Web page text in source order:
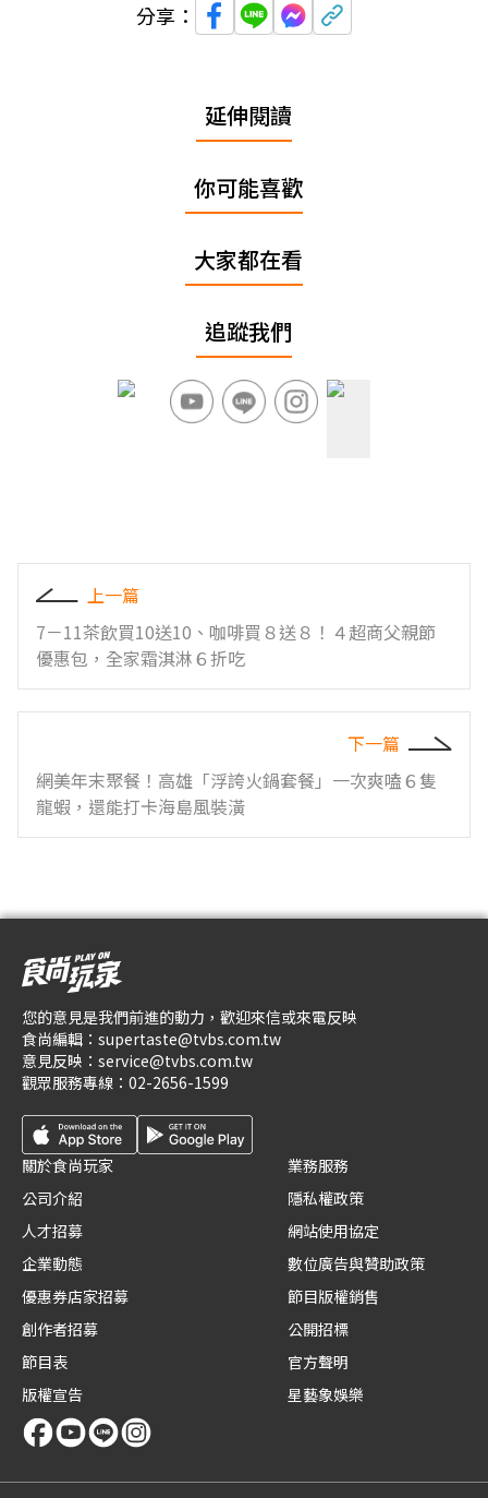
分享：
延伸閱讀
你可能喜歡
大家都在看
追蹤我們
上一篇
7－11茶飲買10送10、咖啡買８送８！４超商父親節
優惠包，全家霜淇淋６折吃
下一篇
網美年末聚餐！高雄「浮誇火鍋套餐」一次爽嗑６隻
龍蝦，還能打卡海島風裝潢
您的意見是我們前進的動力，歡迎來信或來電反映
食尚編輯： supertaste@tvbs.com.tw
意見反映： service@tvbs.com.tw
觀眾服務專線： 02-2656-1599
關於食尚玩家
公司介紹
人才招募
企業動態
優惠券店家招募
創作者招募
節目表
版權宣告
業務服務
隱私權政策
網站使用協定
數位廣告與贊助政策
節目版權銷售
公開招標
官方聲明
星藝象娛樂